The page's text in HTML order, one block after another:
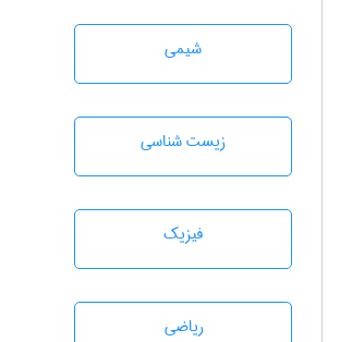
شيمی
زيست شناسی
فیزیک
رياضی